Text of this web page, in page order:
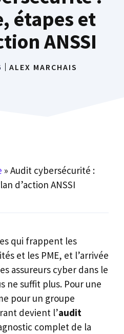
étapes et
ANSSI
ALEX MARCHAIS
» Audit cybersécurité :
d’action ANSSI
qui frappent les
et les PME, et l’arrivée
assureurs cyber dans le
ne suffit plus. Pour une
pour un groupe
devient l’audit
complet de la